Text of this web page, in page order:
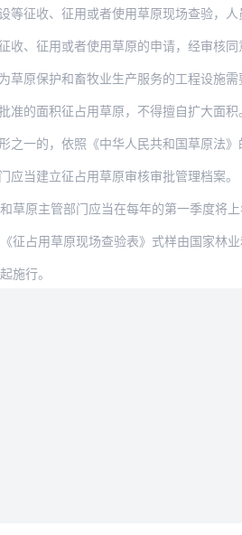
征用或者使用草原现场查验，人员应当不少于三
或者使用草原的申请，经审核同意的，林业和草原
和畜牧业生产服务的工程设施需要使用草原的申
征占用草原，不得擅自扩大面积。因建设项目设
之一的，依照《中华人民共和国草原法
应当建立征占用草原审核审批管理档案。
草原主管部门应当在每年的第一季度将
征占用草原现场查验表》式样由国家林业
施行。